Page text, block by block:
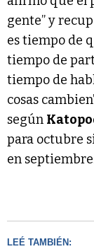
gente” y
es tiempo de
tiempo de
tiempo de
cosas
según
para octubre
en
LEÉ TAMBIÉN: